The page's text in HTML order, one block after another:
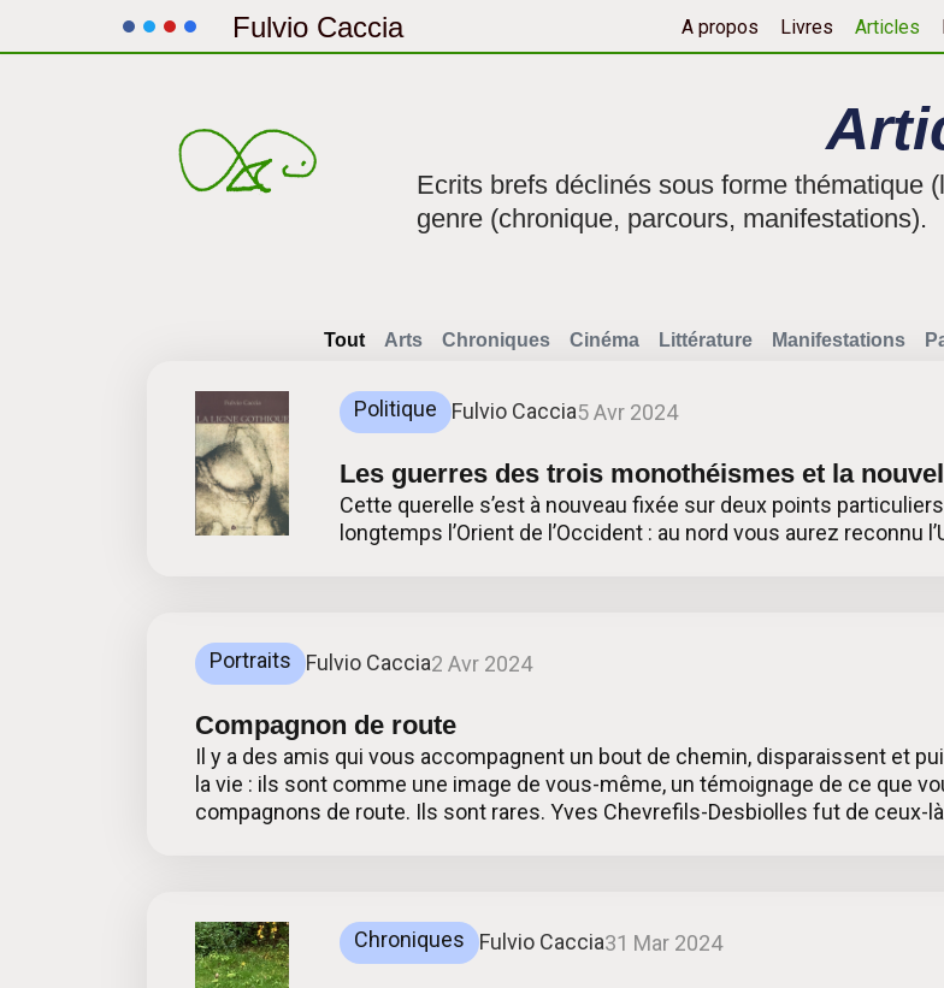
Fulvio Caccia A propos Livres Articles
Ecrits brefs déclinés sous forme thématique
genre (chronique, parcours, manifestations).
Arts Chroniques Cinéma Littérature Manifestations
Tout
Politique Fulvio Caccia5 Avr 2024
Les guerres des trois monothéismes et la
Cette querelle s’est à nouveau fixée sur deux points
longtemps l’Orient de l’Occident : au nord vous aurez reconnu
Portraits Fulvio Caccia2 Avr 2024
Compagnon de route
Il y a des amis qui vous accompagnent un bout de chemin, disparaissent et
la vie : ils sont comme une image de vous-même, un témoignage de ce que
compagnons de route. Ils sont rares. Yves Chevrefils-Desbiolles fut de ceux-
Chroniques Fulvio Caccia31 Mar 2024